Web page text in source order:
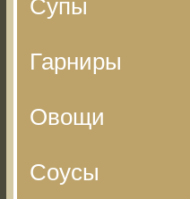
Супы
Гарниры
Овощи
Соусы